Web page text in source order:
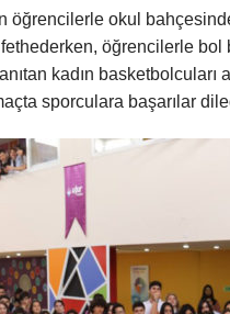
öğrencilerle okul
öğrencilerle
kadın
sporculara başarılar